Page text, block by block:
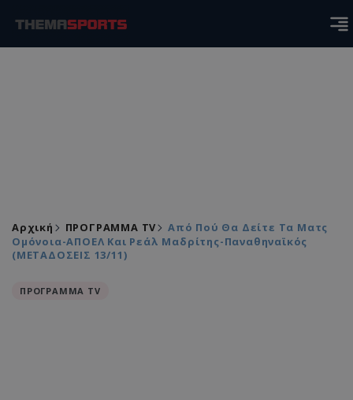
Αρχική ΠΡΟΓΡΑΜΜΑ TV
Από Πού Θα Δείτε Τα Ματς
Ομόνοια-ΑΠΟΕΛ Και Ρεάλ Μαδρίτης-Παναθηναϊκός
(ΜΕΤΑΔΟΣΕΙΣ 13/11)
ΠΡΟΓΡΑΜΜΑ TV